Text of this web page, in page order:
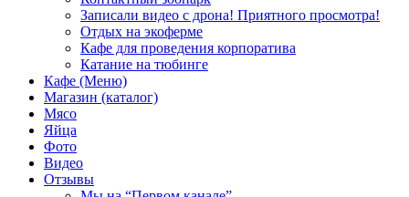
Записали видео с дрона! Приятного просмотра!
Отдых на экоферме
Кафе для проведения корпоратива
Катание на тюбинге
Кафе (Меню)
Магазин (каталог)
Мясо
Яйца
Фото
Видео
Отзывы